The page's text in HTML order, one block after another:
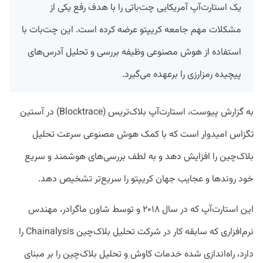
یک استارت‌آپ‌ آمریکایی چت‌باتی را با هدف رفع یکی از
مشکلات مهم جامعه کریپتو عرضه کرده است. این چت‌بات با
استفاده از هوش مصنوعی وظیفه بررسی و تحلیل آدرس‌های
پیچیده رمزارزی را برعهده می‌گیرد.
به گزارش پیوست، استارت‌آپ بلاک‌تریس (Blocktrace) در آستین
تگزاس امیدوار است که با کمک هوش مصنوعی سرعت تحلیل
بلاک‌چین را افزایش دهد و به لطف بررسی‌های هوشمند و سریع
خود روند‌ها و عجایب جهان کریپتو را سریع‌تر تشخیص دهد.
این استارت‌آپ که در سال ۲۰۱۸ و توسط شاون ماگرادر، مهندس
نرم‌افزاری که سابقه کار در شرکت‌ تحلیل بلاک‌چین Chainalysis را
دارد، راه‌اندازی شده خدمات کاوش و تحلیل بلاک‌چین را بر مبنای